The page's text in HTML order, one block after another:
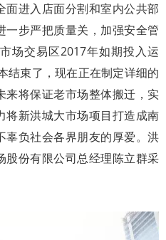
面进入店面分割和室内公共部
步严把质量关，加强安全管
场交易区2017年如期投入运
结束了，现在正在制定详细的
来将保证老市场整体搬迁，实
将新洪城大市场项目打造成南
辜负社会各界朋友的厚爱。洪
股份有限公司总经理陈立群采